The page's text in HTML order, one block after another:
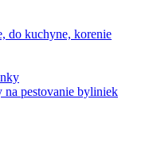
do kuchyne, korenie
na pestovanie byliniek